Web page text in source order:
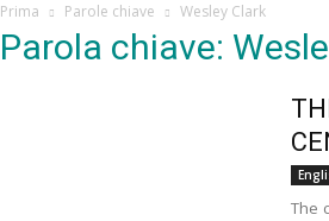
Prima Parole chiave Wesley Clark
Parola chiave:
The